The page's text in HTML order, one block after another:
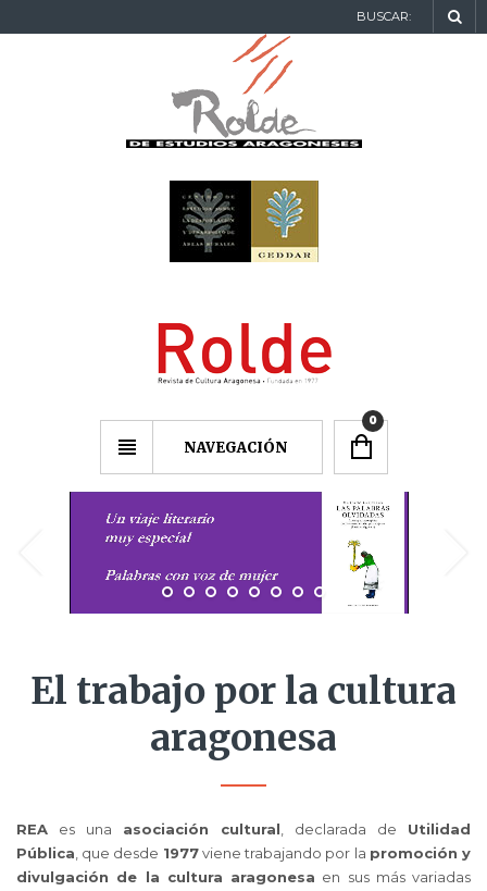
BUSCAR:
NAVEGACIÓN
0
El trabajo por la cultura
aragonesa
REA es una asociación cultural , declarada de Utilidad
Pública , que desde 1977viene trabajando por la promoción y
divulgación de la cultura aragonesa en sus más variadas